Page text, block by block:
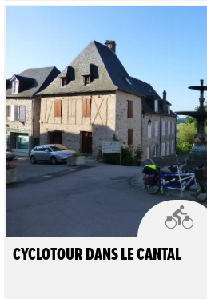

CYCLOTOUR DANS LE CANTAL